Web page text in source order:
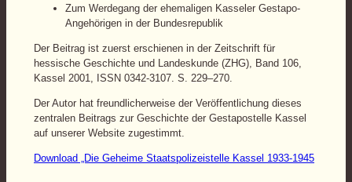
Zum Werdegang der ehemaligen Kasseler Gestapo-
Angehörigen in der Bundesrepublik
Der Beitrag ist zuerst erschienen in der Zeitschrift für
hessische Geschichte und Landeskunde (ZHG), Band 106,
Kassel 2001, ISSN 0342-3107. S. 229–270.
Der Autor hat freundlicherweise der Veröffentlichung dieses
zentralen Beitrags zur Geschichte der Gestapostelle Kassel
auf unserer Website zugestimmt.
Download „Die Geheime Staatspolizeistelle Kassel 1933-1945